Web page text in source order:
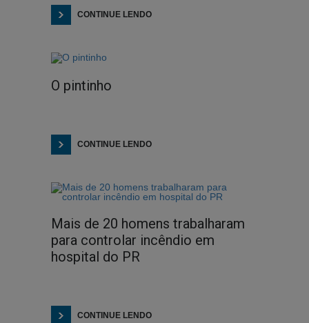
CONTINUE LENDO
O pintinho
CONTINUE LENDO
Mais de 20 homens trabalharam
para controlar incêndio em
hospital do PR
CONTINUE LENDO